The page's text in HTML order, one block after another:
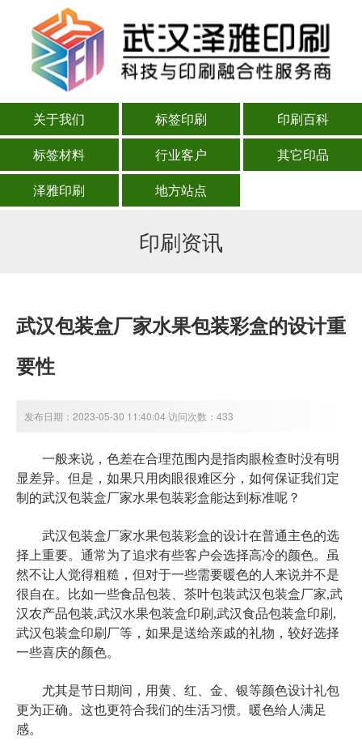
关于我们 标签印刷
印刷百科
标签材料
行业客户
其它印品
泽雅印刷
地方站点
印刷资讯
武汉包装盒厂家水果包装彩盒的设计重
要性
发布日期：2023-05-30 11:40:04 访问次数：433
一般来说，色差在合理范围内是指肉眼检查时没有明
显差异。但是，如果只用肉眼很难区分，如何保证我们定
制的武汉包装盒厂家水果包装彩盒能达到标准呢？
武汉包装盒厂家水果包装彩盒的设计在普通主色的选
择上重要。通常为了追求有些客户会选择高冷的颜色。虽
然不让人觉得粗糙，但对于一些需要暖色的人来说并不是
很自在。比如一些食品包装、茶叶包装武汉包装盒厂家,武
汉农产品包装,武汉水果包装盒印刷,武汉食品包装盒印刷,
武汉包装盒印刷厂等，如果是送给亲戚的礼物，较好选择
一些喜庆的颜色。
尤其是节日期间，用黄、红、金、银等颜色设计礼包
更为正确。这也更符合我们的生活习惯。暖色给人满足
感。